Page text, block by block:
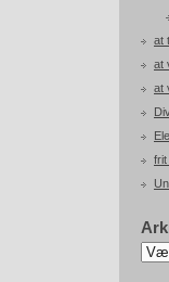
at
at
at
Arkiv